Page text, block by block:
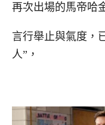
再次出場的馬帝哈
言行舉止與氣度，
人”，